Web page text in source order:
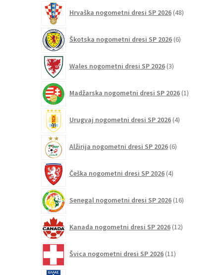
Hrvaška nogometni dresi SP 2026 48izdelkov
Škotska nogometni dresi SP 2026 6izdelkov
Wales nogometni dresi SP 2026 3izdelki
Madžarska nogometni dresi SP 2026 1izdelek
Urugvaj nogometni dresi SP 2026 4izdelki
Alžirija nogometni dresi SP 2026 6izdelkov
Češka nogometni dresi SP 2026 4izdelki
Senegal nogometni dresi SP 2026 16izdelkov
Kanada nogometni dresi SP 2026 12izdelkov
Švica nogometni dresi SP 2026 11izdelkov